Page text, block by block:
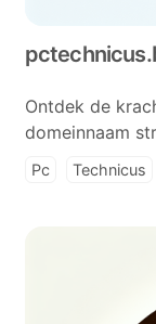
Ontdek de
domeinnaam
Pc Technicus